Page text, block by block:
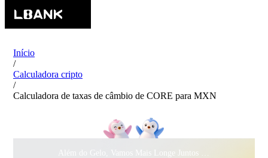
Início
/
Calculadora cripto
/
Calculadora de taxas de câmbio de CORE para MXN
Além do Gelo, Vamos Mais Longe Juntos ·$500.000